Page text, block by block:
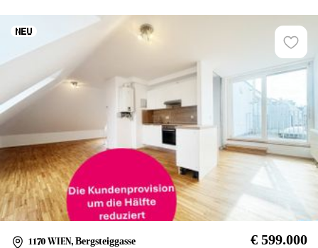
1170 WIEN, Bergsteiggasse € 599.000